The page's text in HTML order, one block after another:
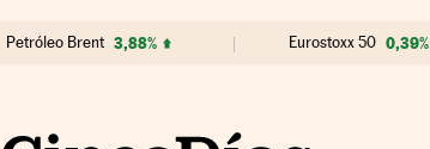
Petróleo Brent 3,88% Eurostoxx 50 0,39%